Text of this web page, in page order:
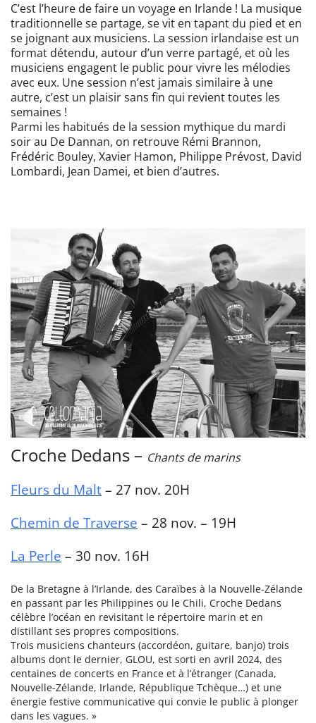
C’est l’heure de faire un voyage en Irlande ! La musique
traditionnelle se partage, se vit en tapant du pied et en
se joignant aux musiciens. La session irlandaise est un
format détendu, autour d’un verre partagé, et où les
musiciens engagent le public pour vivre les mélodies
avec eux. Une session n’est jamais similaire à une
autre, c’est un plaisir sans fin qui revient toutes les
semaines !
Parmi les habitués de la session mythique du mardi
soir au De Dannan, on retrouve Rémi Brannon,
Frédéric Bouley, Xavier Hamon, Philippe Prévost, David
Lombardi, Jean Damei, et bien d’autres.
Croche Dedans – Chants de marins
Fleurs du Malt – 27 nov. 20H
Chemin de Traverse – 28 nov. – 19H
La Perle – 30 nov. 16H
De la Bretagne à l’Irlande, des Caraïbes à la Nouvelle-Zélande
en passant par les Philippines ou le Chili, Croche Dedans
célèbre l’océan en revisitant le répertoire marin et en
distillant ses propres compositions.
Trois musiciens chanteurs (accordéon, guitare, banjo) trois
albums dont le dernier, GLOU, est sorti en avril 2024, des
centaines de concerts en France et à l’étranger (Canada,
Nouvelle-Zélande, Irlande, République Tchèque…) et une
énergie festive communicative qui convie le public à plonger
dans les vagues. »